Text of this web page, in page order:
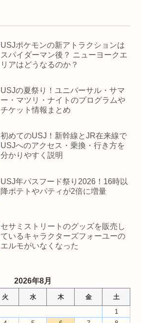
USJポケモンの新アトラクションは
スパイダーマン後？ ニューヨークエ
リアはどうなるのか？
USJの夏祭り！ユニバーサル・サマ
ー・マツリ・ナイトのプログラムや
チケット情報まとめ
初めてのUSJ！新幹線とJR在来線で
USJへのアクセス・乗換・行き方を
分かりやすく説明
USJ年パスフード祭り2026！16時以
降ポテトやパティが2倍に増量
セサミストリートのグッズを販売し
ているキャラクターズフォーユーの
エルモがいなくなった
2026年8月
火 水 木 金
土
1